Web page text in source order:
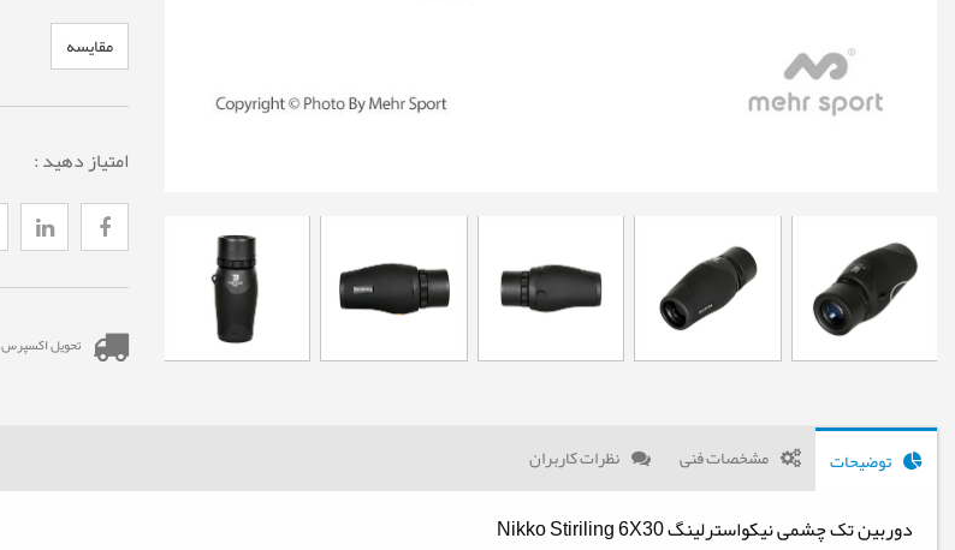
مقایسه
امتیاز دهید :
تحویل اکسپرس
توضیحات مشخصات فنی نظرات کاربران
دوربین تک چشمی نیکواسترلینگ Nikko Stiriling 6X30